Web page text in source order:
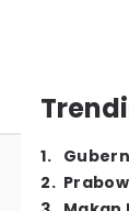
1.
2.